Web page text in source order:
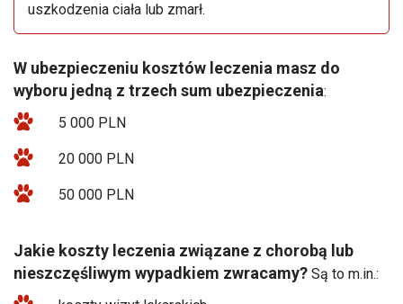
uszkodzenia ciała lub zmarł.
W ubezpieczeniu kosztów leczenia masz do
wyboru jedną z trzech sum ubezpieczenia:
5 000 PLN
20 000 PLN
50 000 PLN
Jakie koszty leczenia związane z chorobą lub
nieszczęśliwym wypadkiem zwracamy? Są to m.in.: